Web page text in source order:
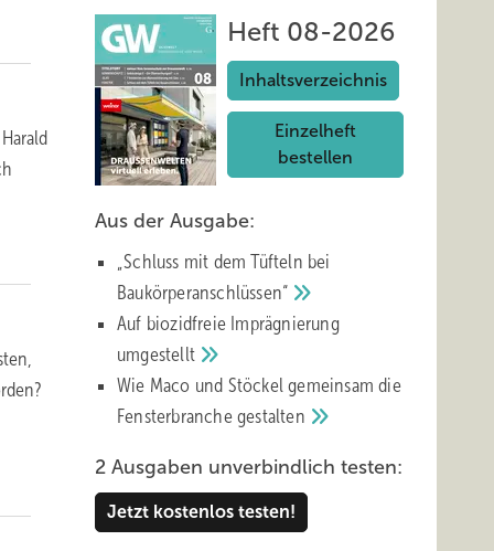
Heft 08-2026
Inhaltsverzeichnis
Einzelheft
bestellen
Aus der Ausgabe:
„Schluss mit d em Tüfteln bei
Baukörperanschlüssen“
Auf biozidfreie Imprägnierung
umgestellt
Wie Maco und Stöckel gemeinsam die
Fensterbranche gestalten
2 Ausgaben unverbindlich testen:
Jetzt kostenlos testen!